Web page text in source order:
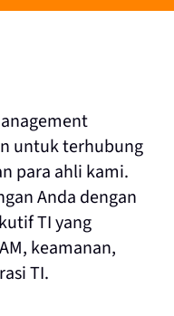
untuk terhubung
para ahli kami.
Anda dengan
TI yang
keamanan,
TI.